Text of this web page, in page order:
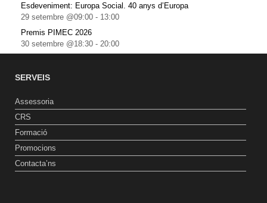
Esdeveniment: Europa Social. 40 anys d’Europa
29 setembre @09:00 - 13:00
Premis PIMEC 2026
30 setembre @18:30 - 20:00
SERVEIS
Assessoria
CRS
Formació
Promocions
Contacta’ns